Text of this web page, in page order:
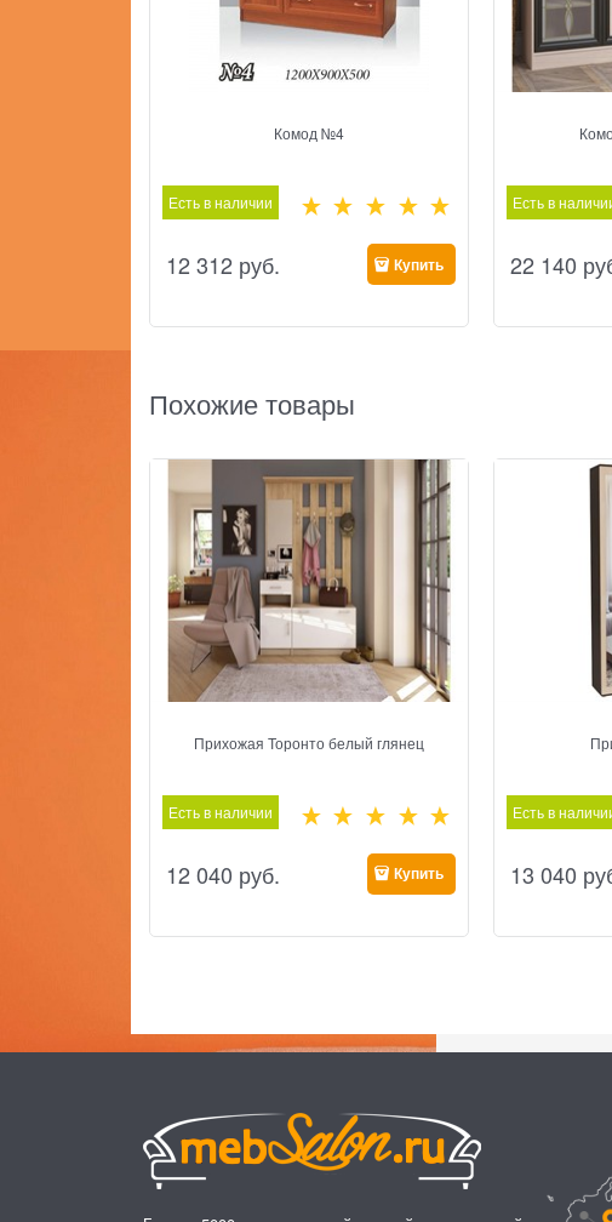
Комод №4
Есть в наличии
12 312 руб. Купить
Есть в
22 140
Похожие товары
Прихожая Торонто белый глянец
Есть в наличии
12 040 руб. Купить
Есть в
13 040